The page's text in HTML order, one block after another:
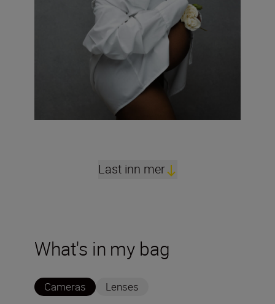
Last inn mer
What's in my bag
Cameras Lenses